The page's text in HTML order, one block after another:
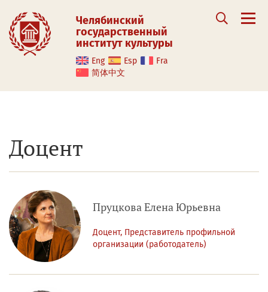
Челябинский
государственный
институт культуры
Eng Esp
Fra
简体中文
Доцент
Пруцкова Елена Юрьевна
Доцент, Представитель профильной
организации (работодатель)